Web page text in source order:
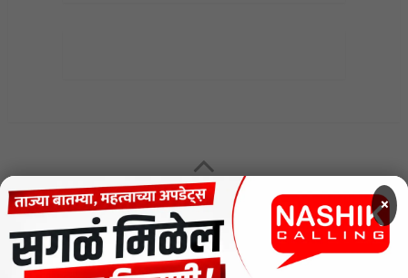
MENU
CODE OF ETHICS FOR DIGITAL NEWS WEBSITES
×